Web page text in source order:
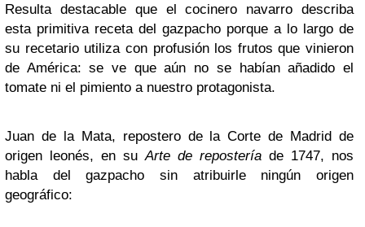
Resulta destacable que el cocinero navarro describa
esta primitiva receta del gazpacho porque a lo largo de
su recetario utiliza con profusión los frutos que vinieron
de América: se ve que aún no se habían añadido el
tomate ni el pimiento a nuestro protagonista.
Juan de la Mata, repostero de la Corte de Madrid de
origen leonés, en suArte de repostería de 1747, nos
habla del gazpacho sin atribuirle ningún origen
geográfico: